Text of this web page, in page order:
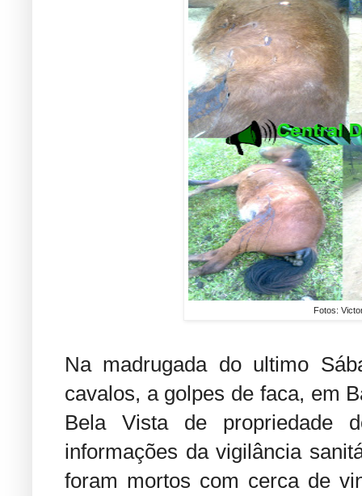
Fotos:
Na madrugada do ultimo
cavalos, a golpes de faca, em
Bela Vista de propriedade
informações da vigilância
foram mortos com cerca de